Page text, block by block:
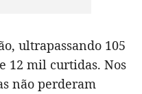
ultrapassando 105
12 mil curtidas. Nos
não perderam